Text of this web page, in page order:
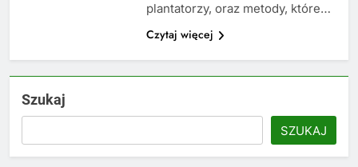
plantatorzy, oraz metody, które…
Czytaj więcej
Szukaj
SZUKAJ